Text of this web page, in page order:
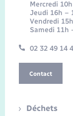
Mercredi
Jeudi 16h –
Vendredi
Samedi 11h
02 32 49 14
Contact
Déchets